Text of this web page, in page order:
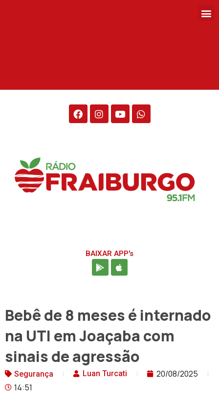
BAIXAR APP's
Bebê de 8 meses é internado
na UTI em Joaçaba com
sinais de agressão
Segurança Luan Turcati
20/08/2025
14:51